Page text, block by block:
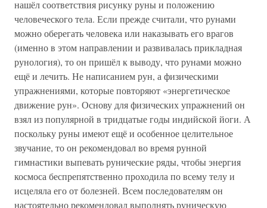
нашёл соответствия рисунку руны и положению
человеческого тела. Если прежде считали, что рунами
можно оберегать человека или наказывать его врагов
(именно в этом направлении и развивалась прикладная
рунология), то он пришёл к выводу, что рунами можно
ещё и лечить. Не написанием рун, а физическими
упражнениями, которые повторяют «энергетическое
движение рун». Основу для физических упражнений он
взял из популярной в тридцатые годы индийской йоги. А
поскольку руны имеют ещё и особенное целительное
звучание, то он рекомендовал во время рунной
гимнастики выпевать рунические ряды, чтобы энергия
космоса беспрепятственно проходила по всему телу и
исцеляла его от болезней. Всем последователям он
настоятельно рекомендовал выполнять руническую